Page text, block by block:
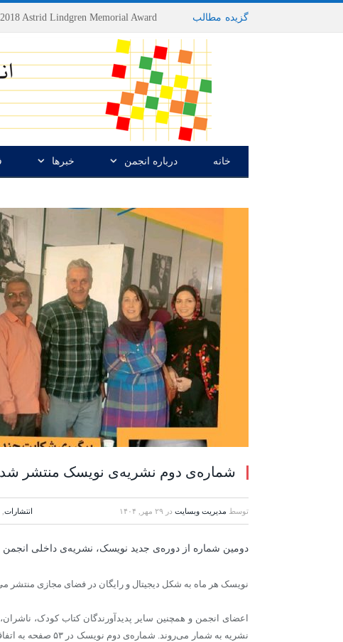
گزیده مطالب
خانه درباره انجمن خبرها
شماره‌ی دوم نشریه‌ی نویسک منتشر شد
توسط مدیریت وبسایت در ۲۹ مهر, ۱۴۰۴ انتشارات
دومین شماره از دوره‌ی جدید نویسک، نشریه‌ی داخلی
نویسک هر ماه به شکل دیجیتال و رایگان در فضای مجازی
اعضای انجمن و همچنین سایر پدیدآورندگان کتاب کودک،
نشریه به شمار